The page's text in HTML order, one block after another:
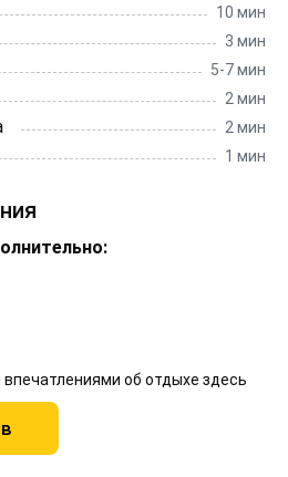
10 мин
3 мин
5-7 мин
2 мин
2 мин
1 мин
об отдыхе здесь